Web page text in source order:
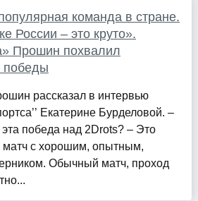
команда в стране.
России – это круто».
Прошин похвалил
победы
рассказал в интервью
Екатерине Бурделовой. –
эта победа над 2Drots? – Это
с хорошим, опытным,
Обычный матч, проход